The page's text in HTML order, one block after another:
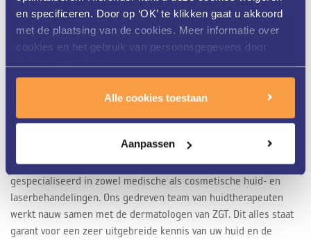
en specificeren. Door op ‘OK’ te klikken gaat u akkoord
met de plaatsing van de cookies. Meer informatie over
cookies en het gebruik van persoonsgegevens door
Helon vindt uhier.
Alle cookies toestaan
Aanpassen
Meer dan 25 jaar ervaring
Helon Huidkliniek in Twente is al meer dan 25 jaar
gespecialiseerd in zowel medische als cosmetische huid- en
laserbehandelingen. Ons gedreven team van huidtherapeuten
werkt nauw samen met de dermatologen van ZGT. Dit alles staat
garant voor een zeer uitgebreide kennis van uw huid en de